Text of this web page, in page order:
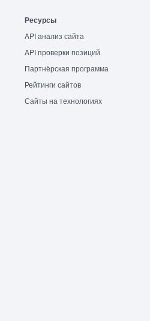
Ресурсы
API анализ сайта
API проверки позиций
Партнёрская программа
Рейтинги сайтов
Сайты на технологиях